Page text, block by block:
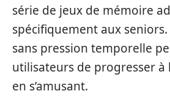
série de jeux de mémoire
spécifiquement aux
sans pression temporelle
utilisateurs de progresser
en s’amusant.